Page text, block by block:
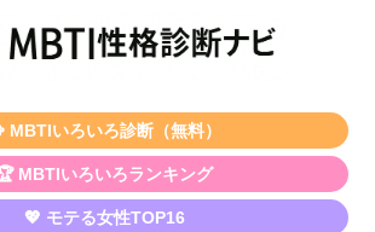
MBTIいろいろ診断（無料）
MBTIいろいろランキング
💖 モテる女性TOP16